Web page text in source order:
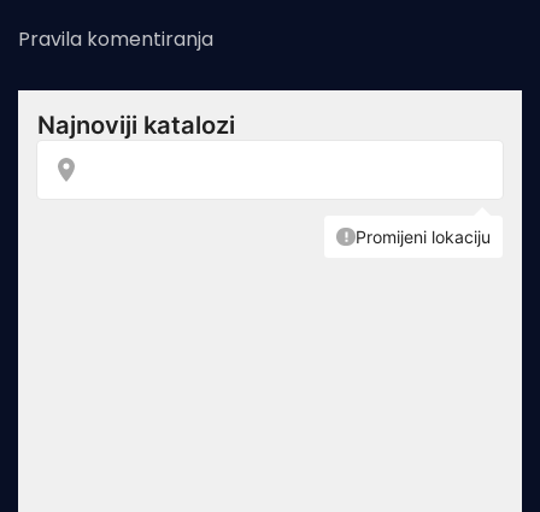
Pravila komentiranja